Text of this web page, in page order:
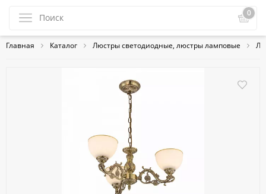
0
Главная Каталог Люстры светодиодные, люстры ламповые